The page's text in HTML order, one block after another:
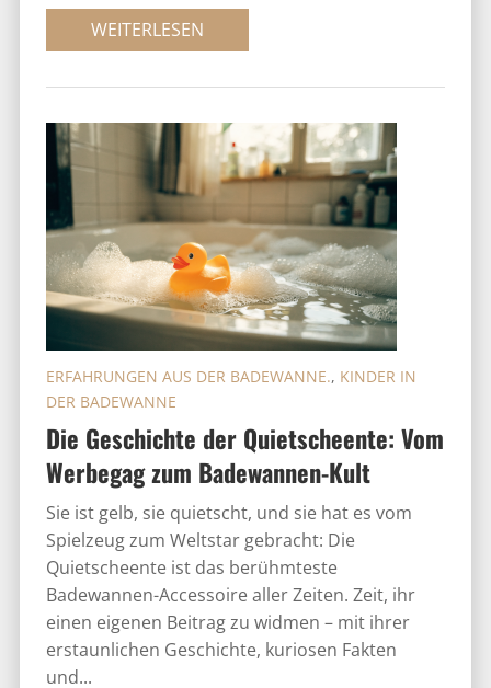
WEITERLESEN
Die Geschichte der Quietscheente: Vom
Werbegag zum Badewannen-Kult
ERFAHRUNGEN AUS DER BADEWANNE., KINDER IN
DER BADEWANNE
Sie ist gelb, sie quietscht, und sie hat es vom
Spielzeug zum Weltstar gebracht: Die
Quietscheente ist das berühmteste
Badewannen-Accessoire aller Zeiten. Zeit, ihr
einen eigenen Beitrag zu widmen – mit ihrer
erstaunlichen Geschichte, kuriosen Fakten
und...